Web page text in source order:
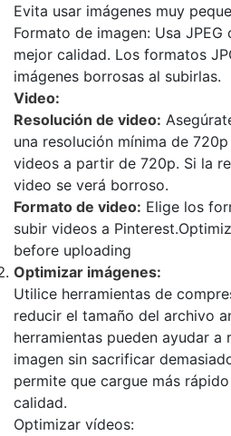
Evita usar imágenes muy
Formato de imagen: Usa
mejor calidad. Los formatos
imágenes borrosas al subirlas.
Video:
Resolución de video:
una resolución mínima de
videos a partir de 720p. Si la
video se verá borroso.
Formato de video: Elige los
subir videos a
before uploading
Optimizar imágenes:
Utilice herramientas de
reducir el tamaño del archivo
herramientas pueden ayudar a
imagen sin sacrificar
permite que cargue más
calidad.
Optimizar vídeos: